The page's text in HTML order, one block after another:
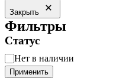
Закрыть
Фильтры
Статус
Статус
Нет в наличии
Применить